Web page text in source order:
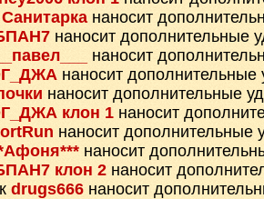
Санитаркананосит
наносит дополнительные
наносит
наносит дополнительные
наносит дополнительные
клон 1 наносит
наносит дополнительные
наносит
клон 2 наносит
drugs666 наносит